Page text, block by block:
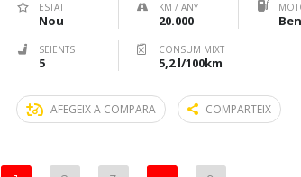
ESTAT
Nou
KM / ANY
20.000
SEIENTS
5
CONSUM MIXT
5,2 l/100km
AFEGEIX A COMPARA COMPARTEIX